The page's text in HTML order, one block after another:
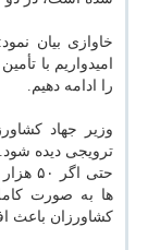
خاوازی بیان
امیدواریم با
را ادامه دهیم.
وزیر جهاد
ترویجی دیده
حتی
ها به صورت
کشاورزان باعث